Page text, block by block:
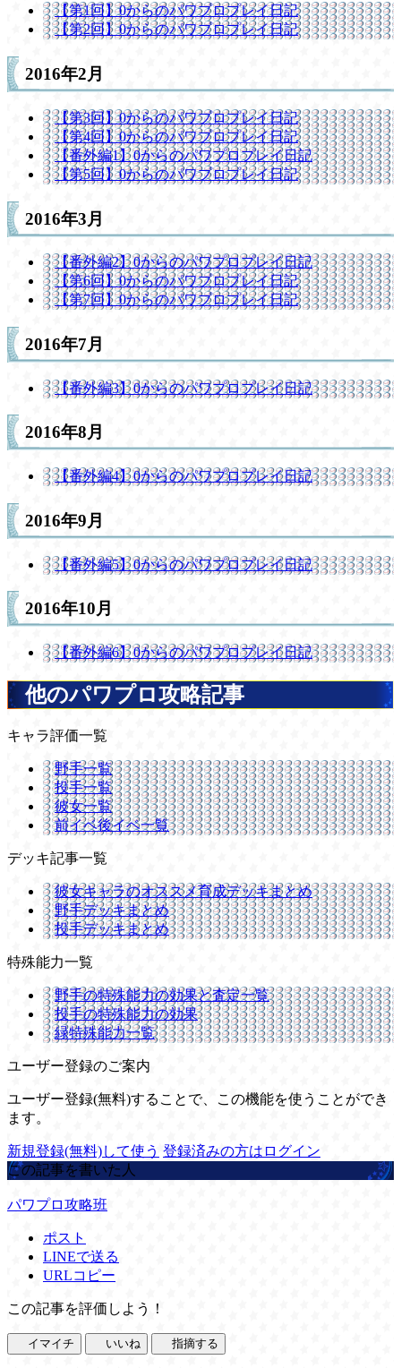
【第1回】0からのパワプロプレイ日記
【第2回】0からのパワプロプレイ日記
2016年2月
【第3回】0からのパワプロプレイ日記
【第4回】0からのパワプロプレイ日記
【番外編1】0からのパワプロプレイ日記
【第5回】0からのパワプロプレイ日記
2016年3月
【番外編2】0からのパワプロプレイ日記
【第6回】0からのパワプロプレイ日記
【第7回】0からのパワプロプレイ日記
2016年7月
【番外編3】0からのパワプロプレイ日記
2016年8月
【番外編4】0からのパワプロプレイ日記
2016年9月
【番外編5】0からのパワプロプレイ日記
2016年10月
【番外編6】0からのパワプロプレイ日記
他のパワプロ攻略記事
キャラ評価一覧
野手一覧
投手一覧
彼女一覧
前イベ後イベ一覧
デッキ記事一覧
彼女キャラのオススメ育成デッキまとめ
野手デッキまとめ
投手デッキまとめ
特殊能力一覧
野手の特殊能力の効果と査定一覧
投手の特殊能力の効果
緑特殊能力一覧
ユーザー登録のご案内
ユーザー登録(無料)することで、この機能を使うことができ
ます。
新規登録(無料)して使う 登録済みの方はログイン
この記事を書いた人
パワプロ攻略班
ポスト
LINEで送る
URLコピー
この記事を評価しよう！
イマイチ いいね 指摘する